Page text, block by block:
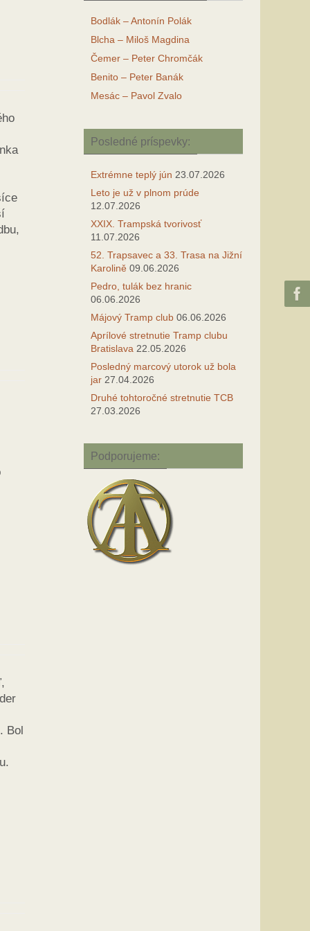
Bol
Bodlák – Antonín Polák
Blcha – Miloš Magdina
Čemer – Peter Chromčák
Benito – Peter Banák
Mesác – Pavol Zvalo
Posledné príspevky:
Extrémne teplý jún 23.07.2026
Leto je už v plnom prúde
12.07.2026
XXIX. Trampská tvorivosť
11.07.2026
52. Trapsavec a 33. Trasa na Jižní
Karolině 09.06.2026
Pedro, tulák bez hranic
06.06.2026
Májový Tramp club 06.06.2026
Aprílové stretnutie Tramp clubu
Bratislava 22.05.2026
Posledný marcový utorok už bola
jar 27.04.2026
Druhé tohtoročné stretnutie TCB
27.03.2026
Podporujeme: